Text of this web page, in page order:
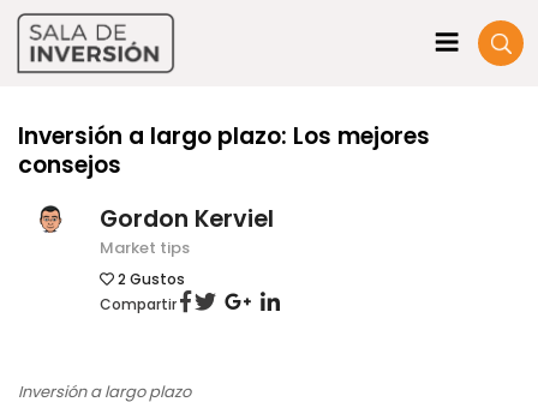
Inversión a largo plazo: Los mejores
consejos
Gordon Kerviel
Market tips
2 Gustos
Compartir
Inversión a largo plazo